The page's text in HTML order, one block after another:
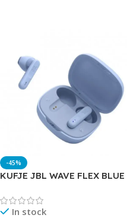
-45%
KUFJE JBL WAVE FLEX BLUE
In stock